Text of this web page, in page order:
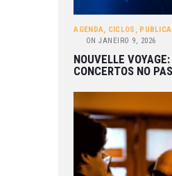
AGENDA, CICLOS ,
ON JANEIRO 9, 2026
NOUVELLE
CONCERTOS NO